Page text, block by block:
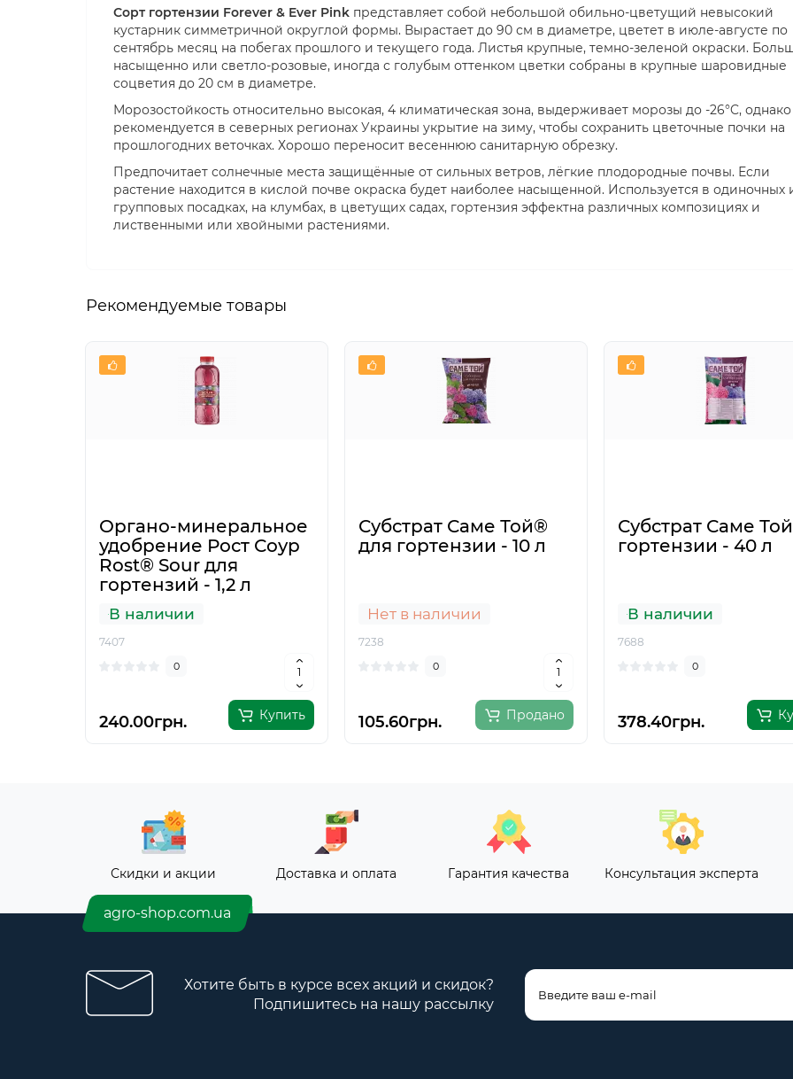
Сорт гортензии Forever & Ever Pink представляет собой небольшой обильно-цветущий невысокий
кустарник симметричной округлой формы. Вырастает до 90 см в диаметре, цветет в июле-августе по
сентябрь месяц на побегах прошлого и текущего года. Листья крупные, темно-зеленой окраски.
насыщенно или светло-розовые, иногда с голубым оттенком цветки собраны в крупные шаровидные
соцветия до 20 см в диаметре.
Морозостойкость относительно высокая, 4 климатическая зона, выдерживает морозы до -26°C, однако
рекомендуется в северных регионах Украины укрытие на зиму, чтобы сохранить цветочные почки на
прошлогодних веточках. Хорошо переносит весеннюю санитарную обрезку.
Предпочитает солнечные места защищённые от сильных ветров, лёгкие плодородные почвы. Если
растение находится в кислой почве окраска будет наиболее насыщенной. Используется в одиночных
групповых посадках, на клумбах, в цветущих садах, гортензия эффектна различных композициях и
лиственными или хвойными растениями.
Рекомендуемые товары
Органо-минеральное
удобрение Рост Соур
Rost® Sour для
гортензий - 1,2 л
В наличии
7407
0
240.00грн. Купить
Субстрат Саме Той®
для гортензии - 10 л
Нет в наличии
7238
0
105.60грн. Продано
Субстрат Саме
гортензии - 40 л
В наличии
7688
0
378.40грн.
Скидки и акции Доставка и оплата Гарантия качества Консультация эксперта
agro-shop.com.ua
Хотите быть в курсе всех акций и скидок?
Подпишитесь на нашу рассылку